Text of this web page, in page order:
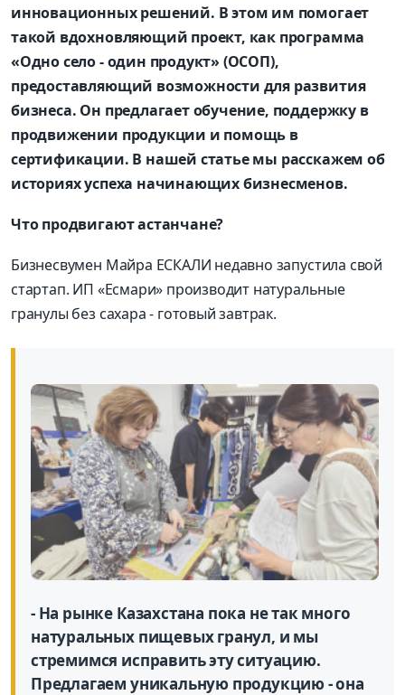
инновационных решений. В этом им помогает
такой вдохновляющий проект, как программа
«Одно село - один продукт» (ОСОП),
предоставляющий возможности для развития
бизнеса. Он предлагает обучение, поддержку в
продвижении продукции и помощь в
сертификации. В нашей статье мы расскажем об
историях успеха начинающих бизнесменов.
Что продвигают астанчане?
Бизнесвумен Майра ЕСКАЛИ недавно запустила свой
стартап. ИП «Есмари» производит натуральные
гранулы без сахара - готовый завтрак.
- На рынке Казахстана пока не так много
натуральных пищевых гранул, и мы
стремимся исправить эту ситуацию.
Предлагаем уникальную продукцию - она